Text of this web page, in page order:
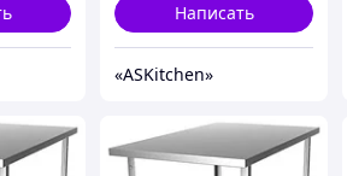
Написать
«ASKitсhen»